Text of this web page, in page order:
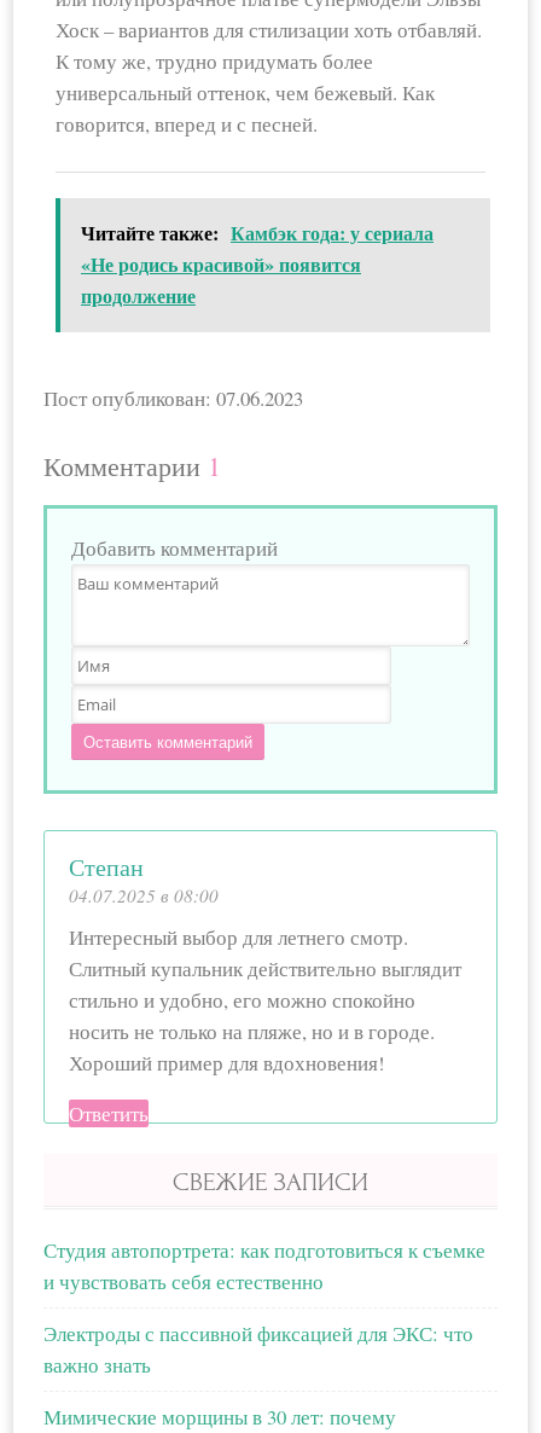
Хоск – вариантов для стилизации хоть отбавляй.
К тому же, трудно придумать более
универсальный оттенок, чем бежевый. Как
говорится, вперед и с песней.
Читайте также: Камбэк года: у сериала
«Не родись красивой» появится
продолжение
Пост опубликован: 07.06.2023
Комментарии 1
Добавить комментарий
Оставить комментарий
Степан
04.07.2025 в 08:00
Интересный выбор для летнего смотр.
Слитный купальник действительно выглядит
стильно и удобно, его можно спокойно
носить не только на пляже, но и в городе.
Хороший пример для вдохновения!
Ответить
СВЕЖИЕ ЗАПИСИ
Студия автопортрета: как подготовиться к съемке
и чувствовать себя естественно
Электроды с пассивной фиксацией для ЭКС: что
важно знать
Мимические морщины в 30 лет: почему